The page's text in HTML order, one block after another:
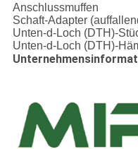
Anschlussmuffen
Schaft-Adapter
Unten-d-Loch (DTH)-
Unten-d-Loch (DTH)-